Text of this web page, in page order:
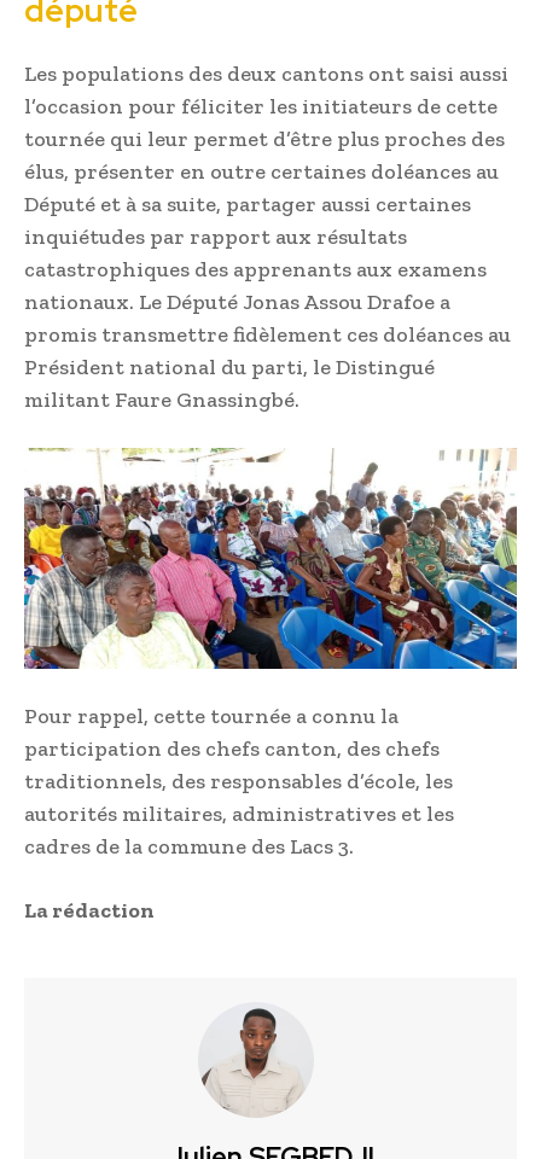
député
Les populations des deux cantons ont saisi aussi
l’occasion pour féliciter les initiateurs de cette
tournée qui leur permet d’être plus proches des
élus, présenter en outre certaines doléances au
Député et à sa suite, partager aussi certaines
inquiétudes par rapport aux résultats
catastrophiques des apprenants aux examens
nationaux. Le Député Jonas Assou Drafoe a
promis transmettre fidèlement ces doléances au
Président national du parti, le Distingué
militant Faure Gnassingbé.
Pour rappel, cette tournée a connu la
participation des chefs canton, des chefs
traditionnels, des responsables d’école, les
autorités militaires, administratives et les
cadres de la commune des Lacs 3.
La rédaction